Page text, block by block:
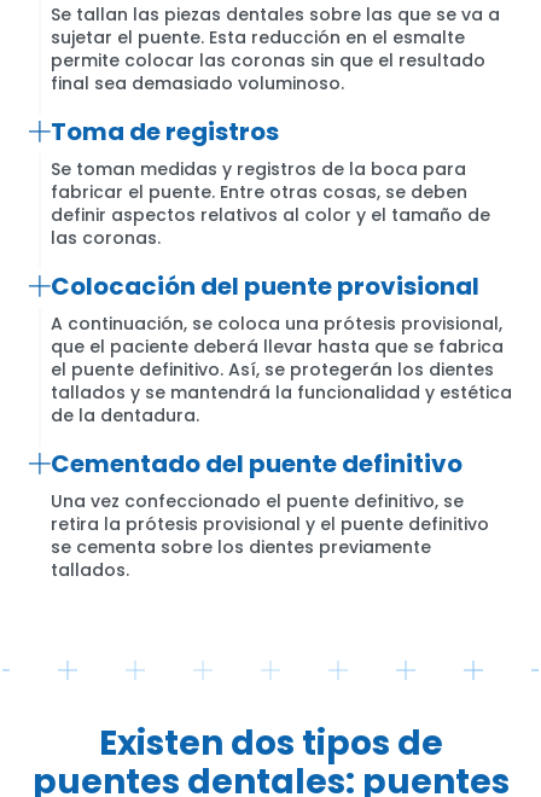
Se tallan las piezas dentales sobre las que se va a
sujetar el puente. Esta reducción en el esmalte
permite colocar las coronas sin que el resultado
final sea demasiado voluminoso.
Toma de registros
Se toman medidas y registros de la boca para
fabricar el puente. Entre otras cosas, se deben
definir aspectos relativos al color y el tamaño de
las coronas.
Colocación del puente provisional
A continuación, se coloca una prótesis provisional,
que el paciente deberá llevar hasta que se fabrica
el puente definitivo. Así, se protegerán los dientes
tallados y se mantendrá la funcionalidad y estética
de la dentadura.
Cementado del puente definitivo
Una vez confeccionado el puente definitivo, se
retira la prótesis provisional y el puente definitivo
se cementa sobre los dientes previamente
tallados.
Existen dos tipos de
puentes dentales: puentes